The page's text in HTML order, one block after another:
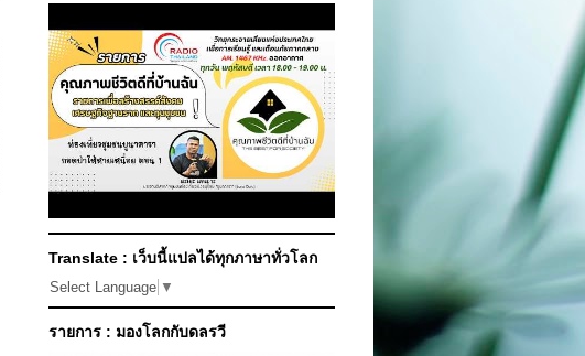
Translate : เว็บนี้แปลได้ทุกภาษาทั่วโลก
Select Language ▼
รายการ : มองโลกกับดลรวี